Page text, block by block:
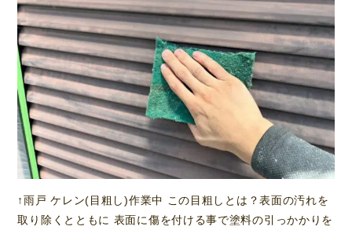
↑雨戸 ケレン(目粗し)作業中 この目粗しとは？表面の汚れを
取り除くとともに 表面に傷を付ける事で塗料の引っかかりを